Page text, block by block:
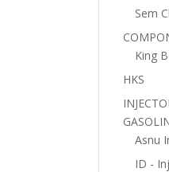
Sem
King
HKS
Asnu
ID -